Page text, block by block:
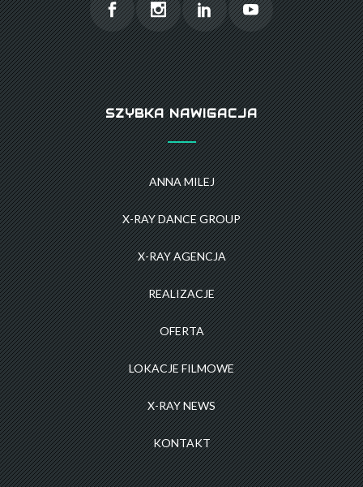
SZYBKA NAWIGACJA
ANNA MILEJ
X-RAY DANCE GROUP
X-RAY AGENCJA
REALIZACJE
OFERTA
LOKACJE FILMOWE
X-RAY NEWS
KONTAKT